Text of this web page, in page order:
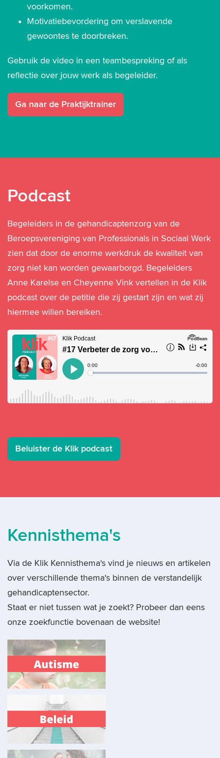
voorkomen.
Motivatiebevordering om verslavende
gewoontes te doorbreken.
Gebruik de video in een teambespreking of als
reflectie over jouw werk als begeleider.
Ga naar de Praktijktrainer
Podcast
Begeleiders in de gehandicaptenzorg van de
Beroepsvereniging van Professionals in Sociaal Werk
zien dat door de enorme werkdruk de kwaliteit van
zorg niet kan worden gewaarborgd. Begeleiders
Anne Karelse en Cheyenne Vink vertellen in de Klik
podcast over de petitie die zij gestart zijn en wat zij
hiermee willen bereiken.
Beluister de Klik podcast
Kennisthema's
Via de Klik Kennisthema's vind je nieuws en artikelen
over verschillende thema's binnen de verstandelijk
gehandicaptensector.
Staat er niet tussen wat je zoekt? Probeer dan eens
onze zoekfunctie bovenaan de website!